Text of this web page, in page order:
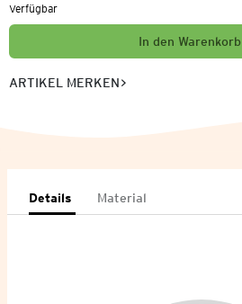
Verfügbar
In den Warenkorb
ARTIKEL MERKEN
Details Material